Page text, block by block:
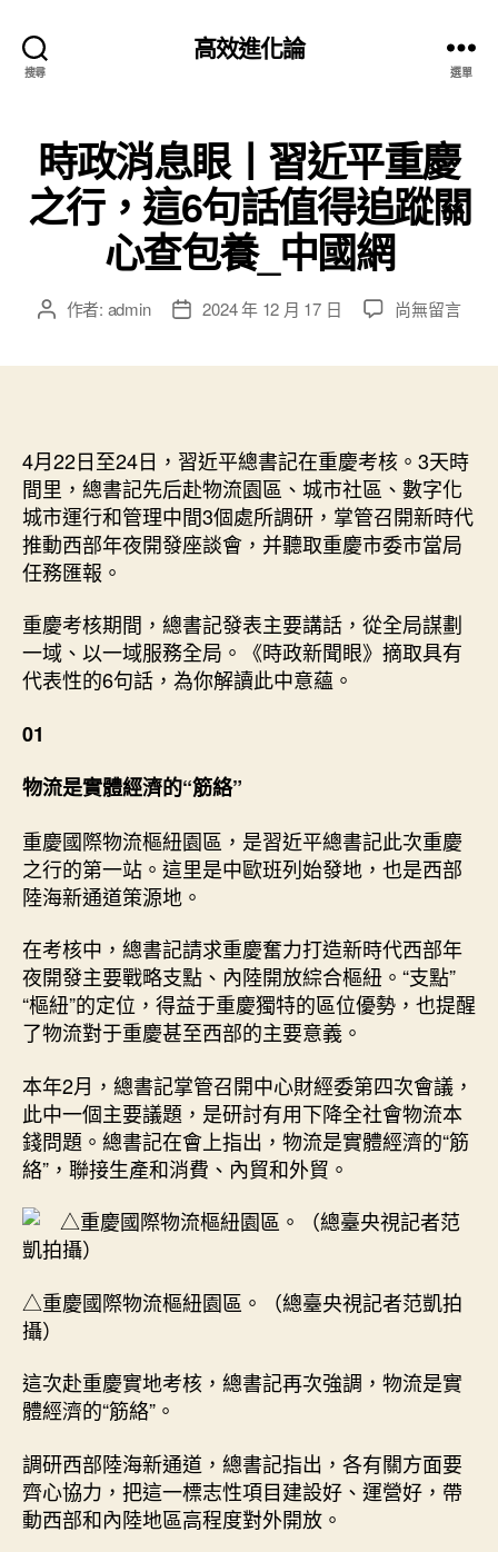
搜尋
高效進化論
選單
時政消息眼丨習近平重慶
之行，這6句話值得追蹤關
心查包養_中國網
文 作者: admin
文 2024 年 12 月 17 日
在
丨
習
近
平
重
行，
這
關
心
養
_
中
國
尚無留言
4月22日至24日，習近平總書記在重慶考核。3天時
間里，總書記先后赴物流園區、城市社區、數字化
城市運行和管理中間3個處所調研，掌管召開新時代
推動西部年夜開發座談會，并聽取重慶市委市當局
任務匯報。
重慶考核期間，總書記發表主要講話，從全局謀劃
一域、以一域服務全局。《時政新聞眼》摘取具有
代表性的6句話，為你解讀此中意蘊。
01
物流是實體經濟的“筋絡”
重慶國際物流樞紐園區，是習近平總書記此次重慶
之行的第一站。這里是中歐班列始發地，也是西部
陸海新通道策源地。
在考核中，總書記請求重慶奮力打造新時代西部年
夜開發主要戰略支點、內陸開放綜合樞紐。“支點”
“樞紐”的定位，得益于重慶獨特的區位優勢，也提醒
了物流對于重慶甚至西部的主要意義。
本年2月，總書記掌管召開中心財經委第四次會議，
此中一個主要議題，是研討有用下降全社會物流本
錢問題。總書記在會上指出，物流是實體經濟的“筋
絡”，聯接生產和消費、內貿和外貿。
△重慶國際物流樞紐園區。（總臺央視記者范凱拍
攝）
這次赴重慶實地考核，總書記再次強調，物流是實
體經濟的“筋絡”。
調研西部陸海新通道，總書記指出，各有關方面要
齊心協力，把這一標志性項目建設好、運營好，帶
動西部和內陸地區高程度對外開放。